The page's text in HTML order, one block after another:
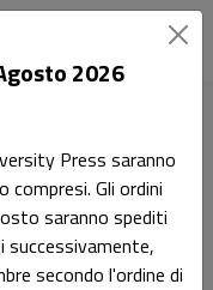
2026
Press saranno
Gli ordini
saranno spediti
successivamente,
secondo l'ordine di